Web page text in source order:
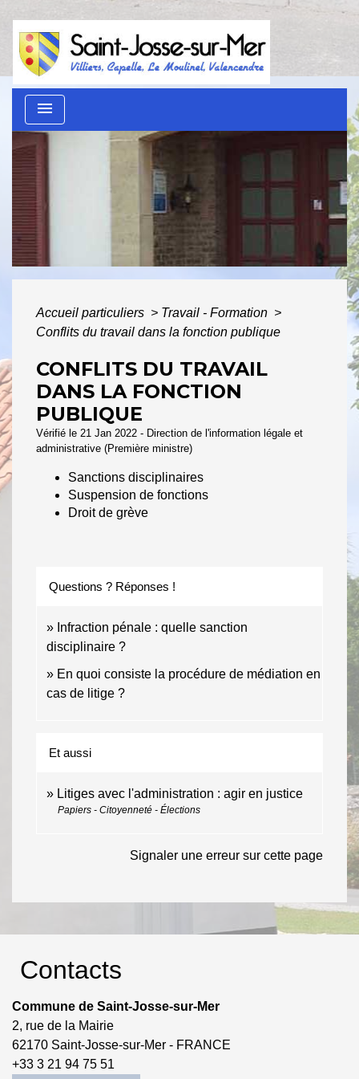
menu
Guide des démarches
administratives
AU QUOTIDIEN
GUIDE DES
DÉMARCHES ADMINISTRATIVES
Accueil particuliers > Travail - Formation >
Conflits du travail dans la fonction publique
CONFLITS DU TRAVAIL
DANS LA FONCTION
PUBLIQUE
Vérifié le 21 Jan 2022 - Direction de l'information légale et
administrative (Première ministre)
Sanctions disciplinaires
Suspension de fonctions
Droit de grève
Questions ? Réponses !
Infraction pénale : quelle sanction
disciplinaire ?
En quoi consiste la procédure de médiation en
cas de litige ?
Et aussi
Litiges avec l'administration : agir en justice
Papiers - Citoyenneté - Élections
Signaler une erreur sur cette page
Contacts
Commune de Saint-Josse-sur-Mer
2, rue de la Mairie
62170 Saint-Josse-sur-Mer - FRANCE
+33 3 21 94 75 51